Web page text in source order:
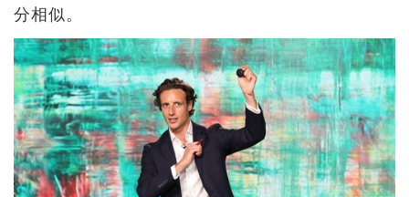
分相似。